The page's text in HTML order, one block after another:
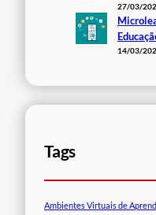
27/03/
14/03/
Tags
Ambientes Virtuais de